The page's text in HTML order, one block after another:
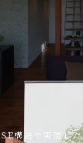
SE構法で実現した